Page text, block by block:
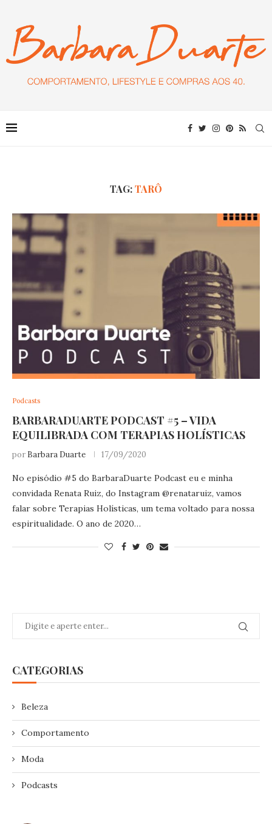
TAG:TARÔ
Podcasts
BARBARADUARTE PODCAST #5 – VIDA
EQUILIBRADA COM TERAPIAS HOLÍSTICAS
por Barbara Duarte 17/09/2020
No episódio #5 do BarbaraDuarte Podcast eu e minha
convidada Renata Ruiz, do Instagram @renataruiz, vamos
falar sobre Terapias Holísticas, um tema voltado para nossa
espiritualidade. O ano de 2020…
CATEGORIAS
Beleza
Comportamento
Moda
Podcasts